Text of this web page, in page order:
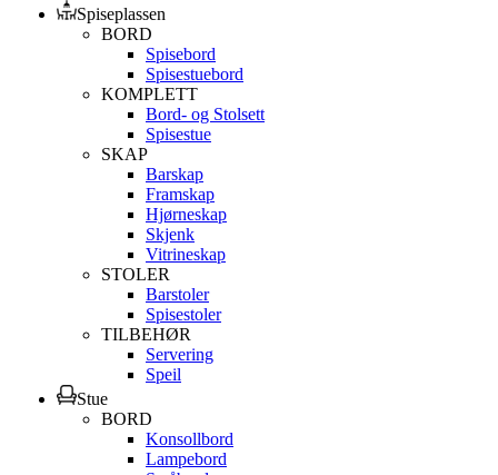
Spiseplassen
BORD
Spisebord
Spisestuebord
KOMPLETT
Bord- og Stolsett
Spisestue
SKAP
Barskap
Framskap
Hjørneskap
Skjenk
Vitrineskap
STOLER
Barstoler
Spisestoler
TILBEHØR
Servering
Speil
Stue
BORD
Konsollbord
Lampebord